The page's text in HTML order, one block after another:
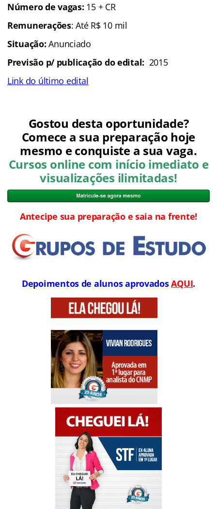
Número de vagas: 15 + CR
Remunerações: Até R$ 10 mil
Situação:Anunciado
Previsão p/ publicação do edital: 2015
Link do último edital
Gostou desta oportunidade?
Comece a sua preparação hoje
mesmo e conquiste a sua vaga.
Cursos online com início imediato e
visualizações ilimitadas!
Antecipe sua preparação e saia na frente!
Depoimentos de alunos aprovadosAQUI.